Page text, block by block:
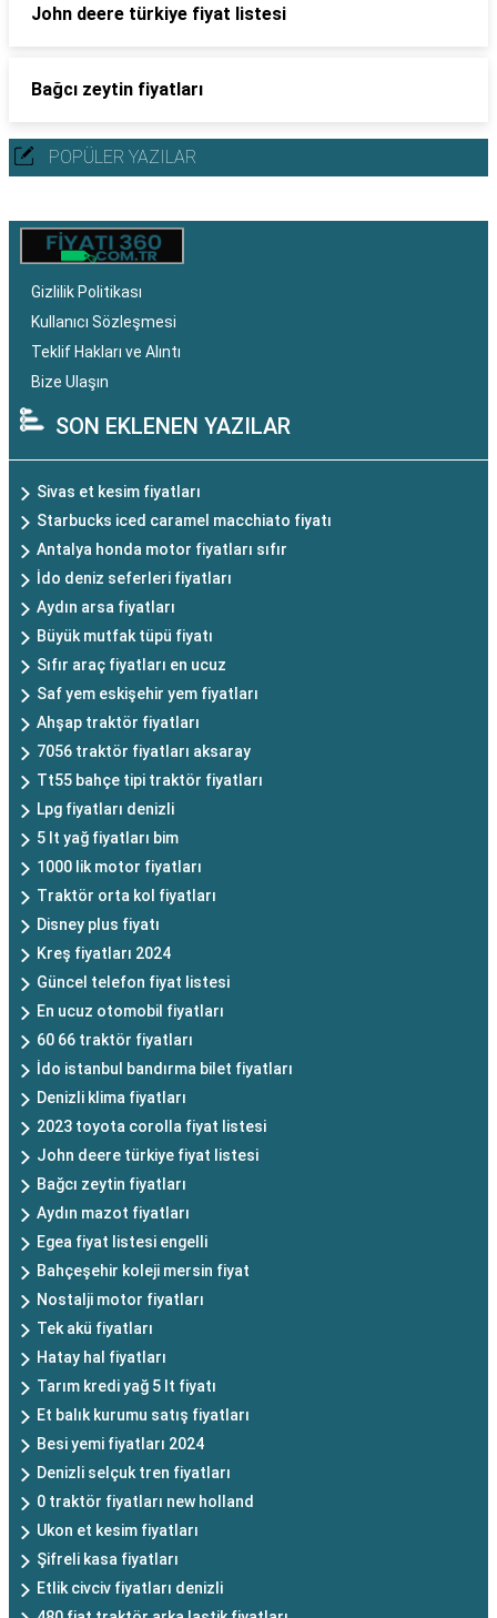
John deere türkiye fiyat listesi
Bağcı zeytin fiyatları
POPÜLER YAZILAR
Gizlilik Politikası
Kullanıcı Sözleşmesi
Teklif Hakları ve Alıntı
Bize Ulaşın
SON EKLENEN YAZILAR
Sivas et kesim fiyatları
Starbucks iced caramel macchiato fiyatı
Antalya honda motor fiyatları sıfır
İdo deniz seferleri fiyatları
Aydın arsa fiyatları
Büyük mutfak tüpü fiyatı
Sıfır araç fiyatları en ucuz
Saf yem eskişehir yem fiyatları
Ahşap traktör fiyatları
7056 traktör fiyatları aksaray
Tt55 bahçe tipi traktör fiyatları
Lpg fiyatları denizli
5 lt yağ fiyatları bim
1000 lik motor fiyatları
Traktör orta kol fiyatları
Disney plus fiyatı
Kreş fiyatları 2024
Güncel telefon fiyat listesi
En ucuz otomobil fiyatları
60 66 traktör fiyatları
İdo istanbul bandırma bilet fiyatları
Denizli klima fiyatları
2023 toyota corolla fiyat listesi
John deere türkiye fiyat listesi
Bağcı zeytin fiyatları
Aydın mazot fiyatları
Egea fiyat listesi engelli
Bahçeşehir koleji mersin fiyat
Nostalji motor fiyatları
Tek akü fiyatları
Hatay hal fiyatları
Tarım kredi yağ 5 lt fiyatı
Et balık kurumu satış fiyatları
Besi yemi fiyatları 2024
Denizli selçuk tren fiyatları
0 traktör fiyatları new holland
Ukon et kesim fiyatları
Şifreli kasa fiyatları
Etlik civciv fiyatları denizli